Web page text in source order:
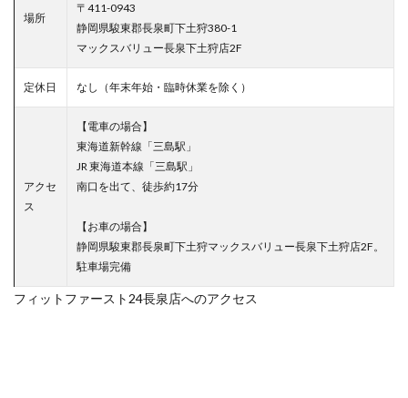
場所
〒411-0943
静岡県駿東郡長泉町下土狩380-1
マックスバリュー長泉下土狩店2F
定休日 なし（年末年始・臨時休業を除く）
アクセ
ス
【電車の場合】
東海道新幹線「三島駅」
JR 東海道本線「三島駅」
南口を出て、徒歩約17分
【お車の場合】
静岡県駿東郡長泉町下土狩マックスバリュー長泉下土狩店2F。
駐⾞場完備
フィットファースト24長泉店へのアクセス